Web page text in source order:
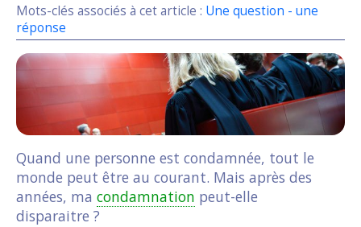
Mots-clés associés à cet article : Une question - une
réponse
Quand une personne est condamnée, tout le
monde peut être au courant. Mais après des
années, ma condamnation peut-elle
disparaitre ?